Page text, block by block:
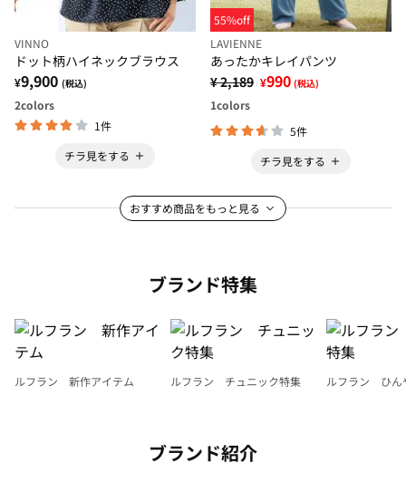
VINNO
ドット柄ハイネックブラウス
¥9,900 (税込)
2colors
1件
チラ見をする
55%off
LAVIENNE
あったかキレイパンツ
¥ 2,189 ¥990 (税込)
1colors
5件
チラ見をする
おすすめ商品をもっと見る
ブランド特集
ルフラン 新作アイテム ルフラン チュニック特集 ルフラン ひん
ブランド紹介